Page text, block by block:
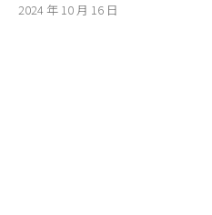
2024 年 10 月 16 日